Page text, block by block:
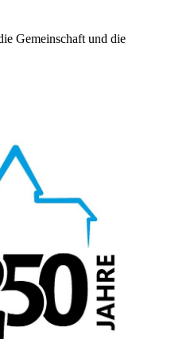
Gemeinschaft und die